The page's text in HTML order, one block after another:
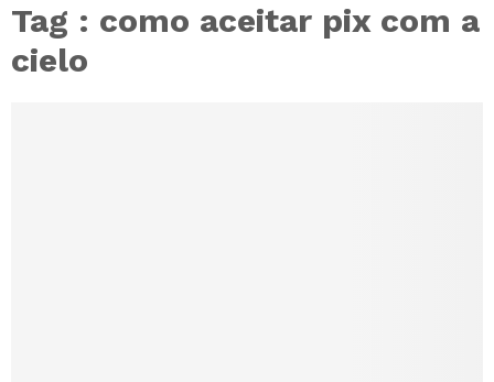
Tag : como aceitar pix com a
cielo